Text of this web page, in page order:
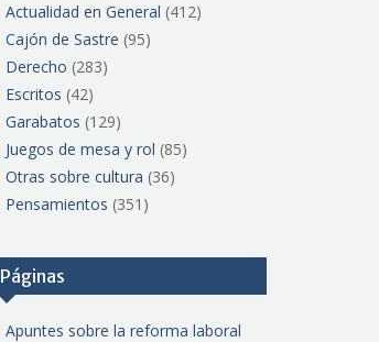
Actualidad en General (412)
Cajón de Sastre (95)
Derecho (283)
Escritos (42)
Garabatos (129)
Juegos de mesa y rol (85)
Otras sobre cultura (36)
Pensamientos (351)
Páginas
Apuntes sobre la reforma laboral